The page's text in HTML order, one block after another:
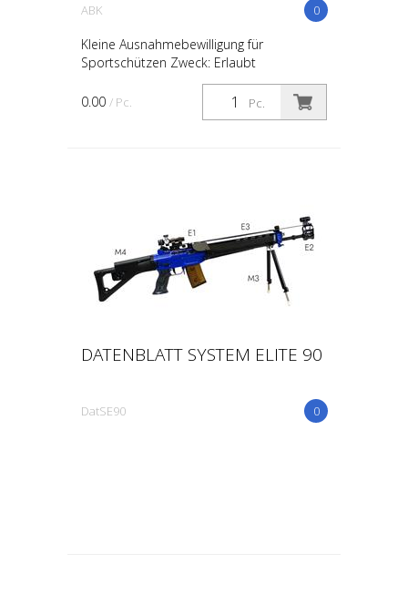
0
ABK
Kleine Ausnahmebewilligung für
Sportschützen Zweck: Erlaubt
Sportschützen, verbotene Waffen wie
halbautomatische Feuerwaffen zu
erwerben, die aus ehemaligen Automaten
Pc.
0.00 / Pc.
DATENBLATT SYSTEM ELITE 90
0
DatSE90